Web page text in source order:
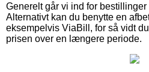
Generelt går vi ind for
Alternativt kan du benytte en
eksempelvis ViaBill, for så vidt
prisen over en længere periode.